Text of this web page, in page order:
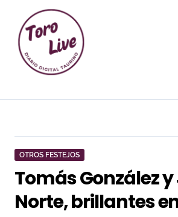
contenido
OTROS FESTEJOS
Tomás González
Norte, brillantes